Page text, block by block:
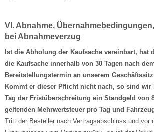
VI. Abnahme,
bei Abnahmeverzug
Ist die Abholung der Kaufsache vereinbart, hat
die Kaufsache innerhalb von 30 Tagen nach
Bereitstellungstermin an unserem
Kommt er dieser Pflicht nicht nach, so sind wir
Tag der Fristüberschreitung ein Standgeld von
geltenden Mehrwertsteuer pro Tag und
Tritt der Besteller nach Vertragsabschluss und vor